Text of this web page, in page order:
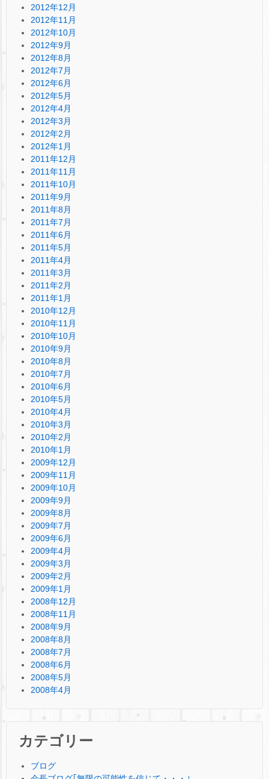
2012年12月
2012年11月
2012年10月
2012年9月
2012年8月
2012年7月
2012年6月
2012年5月
2012年4月
2012年3月
2012年2月
2012年1月
2011年12月
2011年11月
2011年10月
2011年9月
2011年8月
2011年7月
2011年6月
2011年5月
2011年4月
2011年3月
2011年2月
2011年1月
2010年12月
2010年11月
2010年10月
2010年9月
2010年8月
2010年7月
2010年6月
2010年5月
2010年4月
2010年3月
2010年2月
2010年1月
2009年12月
2009年11月
2009年10月
2009年9月
2009年8月
2009年7月
2009年6月
2009年4月
2009年3月
2009年2月
2009年1月
2008年12月
2008年11月
2008年9月
2008年8月
2008年7月
2008年6月
2008年5月
2008年4月
カテゴリー
ブログ